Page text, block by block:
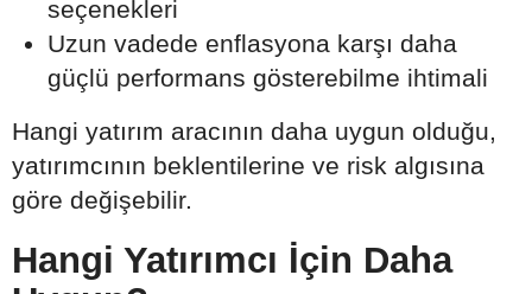
seçenekleri
Uzun vadede enflasyona karşı daha
güçlü performans gösterebilme ihtimali
Hangi yatırım aracının daha uygun olduğu,
yatırımcının beklentilerine ve risk algısına
göre değişebilir.
Hangi Yatırımcı İçin Daha